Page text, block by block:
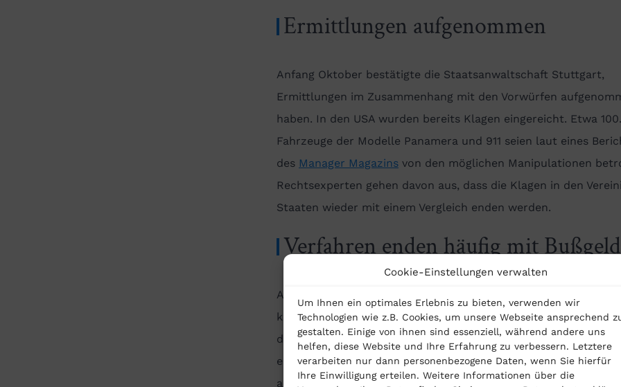
Cookie-Einstellungen verwalten
Um Ihnen ein optimales Erlebnis zu bieten, verwenden wir
Technologien wie z.B. Cookies, um unsere Webseite ansprechend
gestalten. Einige von ihnen sind essenziell, während andere uns
helfen, diese Website und Ihre Erfahrung zu verbessern. Letztere
verarbeiten nur dann personenbezogene Daten, wenn Sie hierfür
Ihre Einwilligung erteilen. Weitere Informationen über die
Ermittlungen aufgenommen
Anfang Oktober bestätigte die Staatsanwaltschaft Stuttgart,
Ermittlungen im Zusammenhang mit den Vorwürfen
haben. In den USA wurden bereits Klagen eingereicht. Etwa
Fahrzeuge der Modelle Panamera und 911 seien laut eines
des Manager Magazins von den möglichen Manipulationen
Rechtsexperten gehen davon aus, dass die Klagen in den
Staaten wieder mit einem Vergleich enden werden.
Verfahren enden häufig mit
Auch andere Hersteller wie Daimler wählen immer öfter den
kleineren Übels und kaufen sich durch Strafzahlungen vom
der Manipulation frei. So wurde bisher kein amtierender oder
ehemaliger Vorstand von Daimler wegen des Abgasskandals
angeklagt.